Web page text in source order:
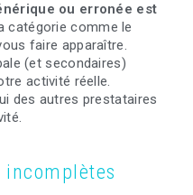
ou erronée est
catégorie comme le
faire apparaître.
(et secondaires)
activité réelle.
des autres prestataires